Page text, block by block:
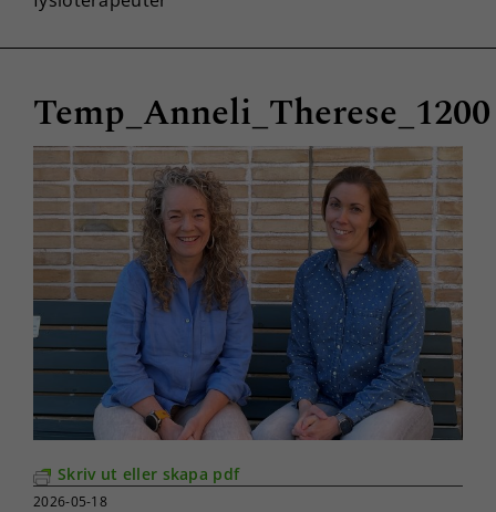
Temp_Anneli_Therese_1200
Skriv ut eller skapa pdf
2026-05-18